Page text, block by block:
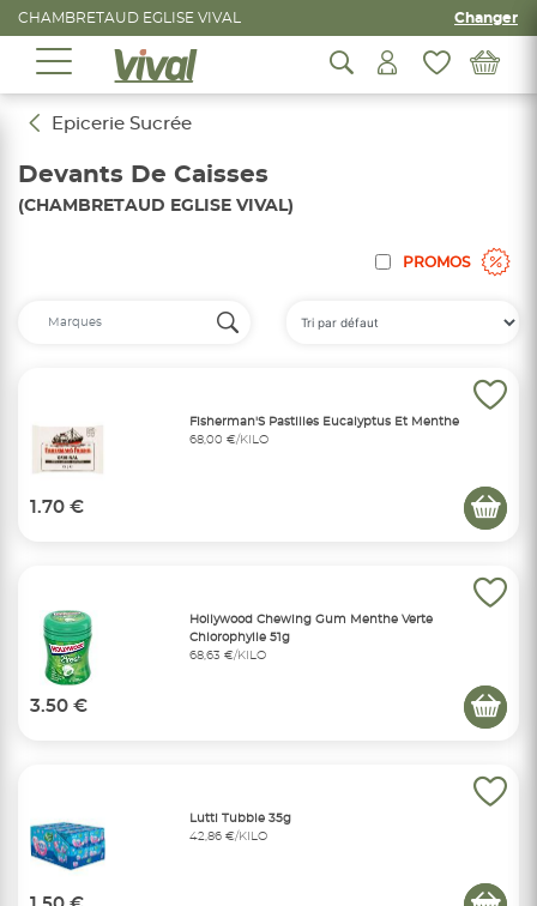
CHAMBRETAUD EGLISE VIVAL Changer
Epicerie Sucrée
Devants De Caisses
(CHAMBRETAUD EGLISE VIVAL)
PROMOS
Fisherman'S Pastilles Eucalyptus Et Menthe
68,00 €/KILO
1.70 €
Hollywood Chewing Gum Menthe Verte
Chlorophylle 51g
68,63 €/KILO
3.50 €
Lutti Tubble 35g
42,86 €/KILO